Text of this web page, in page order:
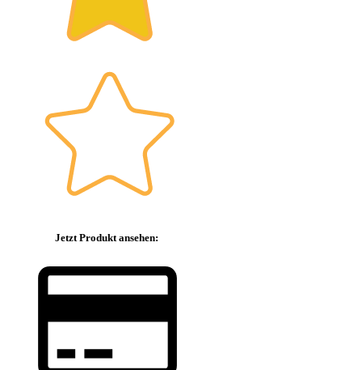
Jetzt Produkt ansehen: